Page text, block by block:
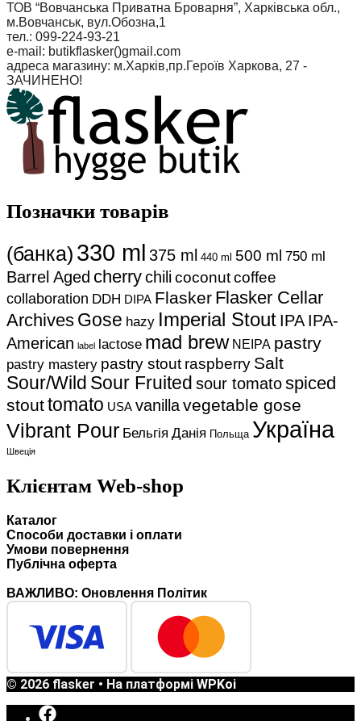
ТОВ “Вовчанська Приватна Броварня”, Харківська обл.,
м.Вовчанськ, вул.Обозна,1
тел.: 099-224-93-21
e-mail: butikflasker()gmail.com
адреса магазину: м.Харків,пр.Героїв Харкова, 27 -
ЗАЧИНЕНО!
Позначки товарів
(банка) 330 ml 375 ml 440 ml 500 ml 750 ml
Barrel Aged cherrychilicoconutcoffee
collaboration DDH DIPA Flasker Flasker Cellar
Archives Gose hazy Imperial Stout IPA IPA-
American label lactose mad brew NEIPA pastry
pastry mastery pastry stout raspberry Salt
Sour/Wild Sour Fruited sour tomatospiced
stouttomato USA vanillavegetable gose
Vibrant Pour Бельгія Данія Польща Україна
Швеція
Клієнтам Web-shop
Каталог
Способи доставки i оплати
Умови повернення
Публічна оферта
ВАЖЛИВО: Оновлення Політик
© 2026 flasker • На платформі WPKoi